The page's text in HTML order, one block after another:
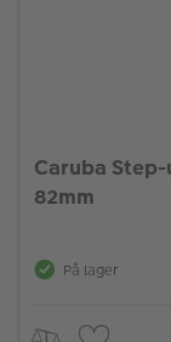
Caruba
82mm
På lager